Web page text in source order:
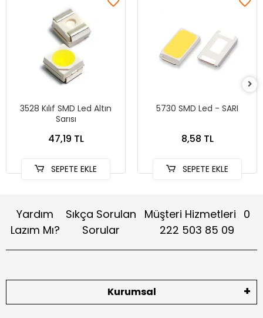
3528 Kılıf SMD Led Altın
Sarısı
47,19 TL
SEPETE EKLE
5730 SMD Led - SARI
8,58 TL
SEPETE EKLE
Yardım
Lazım Mı?
Sıkça Sorulan
Sorular
Müşteri Hizmetleri 0
222 503 85 09
Kurumsal